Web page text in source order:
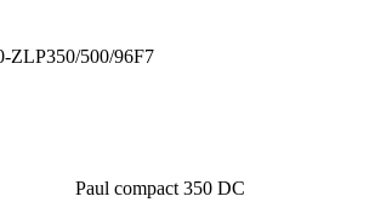
ZLP350/500/96F7
Paul compact 350 DC